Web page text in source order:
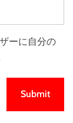
ーに自分の